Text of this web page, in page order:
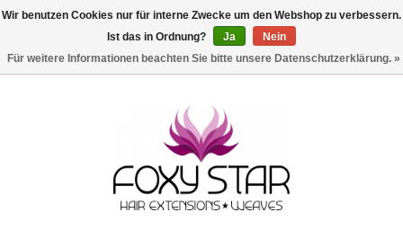
Einstellungen
Wir benutzen Cookies nur für interne Zwecke um den Webshop zu verbessern.
Ist das in Ordnung?
Ja
Nein
Für weitere Informationen beachten Sie bitte unsere Datenschutzerklärung. »